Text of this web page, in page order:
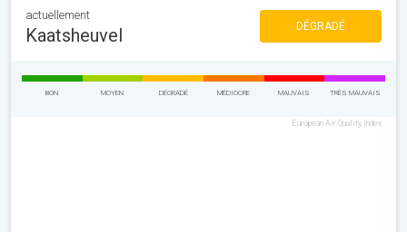
actuellement
Kaatsheuvel DÉGRADÉ
BON MOYEN DÉGRADÉ MÉDIOCRE MAUVAIS TRÈS MAUVAIS
European Air Quality Index